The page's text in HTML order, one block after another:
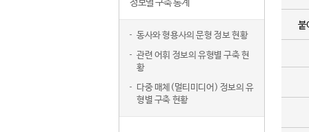
정보별 구축 통계
동사와 형용사의 문형 정보 현황
관련 어휘 정보의 유형별 구축 현
황
다중 매체(멀티미디어) 정보의 유
형별 구축 현황
붙